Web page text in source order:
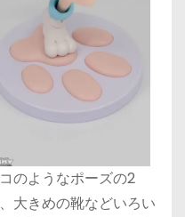
のようなポーズの2
大きめの靴などいろい